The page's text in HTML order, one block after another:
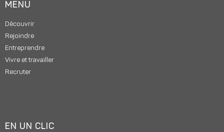
MENU
Découvrir
Rejoindre
Entreprendre
Vivre et travailler
Recruter
EN UN CLIC